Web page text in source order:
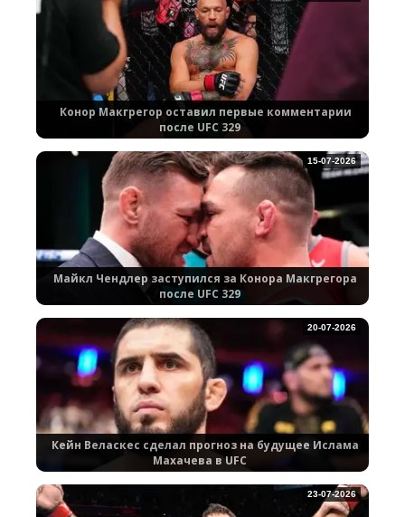
Конор Макгрегор оставил первые комментарии
после UFC 329
Майкл Чендлер заступился за Конора Макгрегора
после UFC 329
15-07-2026
Кейн Веласкес сделал прогноз на будущее Ислама
Махачева в UFC
20-07-2026
23-07-2026